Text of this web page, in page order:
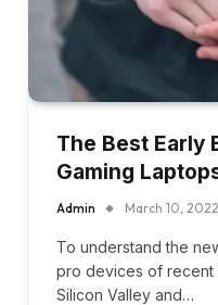
The Best Early
Gaming
Admin March 10, 2022
To understand the
pro devices of recent
Silicon Valley and…